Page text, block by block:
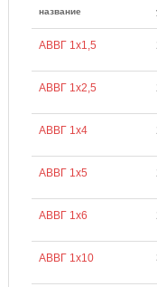
название
АВВГ 1х1,5
АВВГ 1х2,5
АВВГ 1х4
АВВГ 1х5
АВВГ 1х6
АВВГ 1х10